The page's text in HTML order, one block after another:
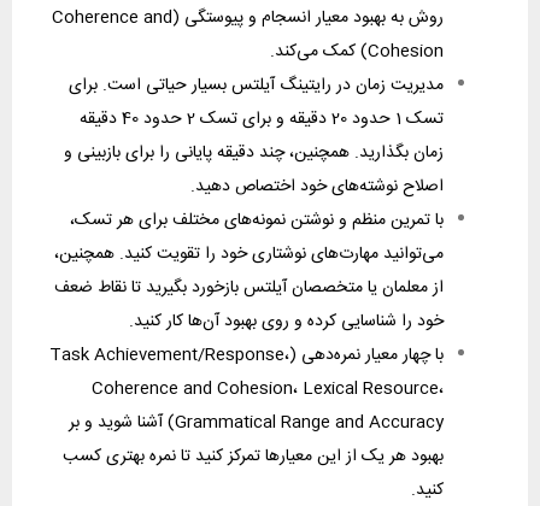
روش به بهبود معیار انسجام و پیوستگی (Coherence and
Cohesion) کمک می‌کند.
مدیریت زمان در رایتینگ آیلتس بسیار حیاتی است. برای
تسک 1 حدود 20 دقیقه و برای تسک 2 حدود 40 دقیقه
زمان بگذارید. همچنین، چند دقیقه پایانی را برای بازبینی و
اصلاح نوشته‌های خود اختصاص دهید.
با تمرین منظم و نوشتن نمونه‌های مختلف برای هر تسک،
می‌توانید مهارت‌های نوشتاری خود را تقویت کنید. همچنین،
از معلمان یا متخصصان آیلتس بازخورد بگیرید تا نقاط ضعف
خود را شناسایی کرده و روی بهبود آن‌ها کار کنید.
با چهار معیار نمره‌دهی (Task Achievement/Response،
Coherence and Cohesion، Lexical Resource،
Grammatical Range and Accuracy) آشنا شوید و بر
بهبود هر یک از این معیارها تمرکز کنید تا نمره بهتری کسب
کنید.